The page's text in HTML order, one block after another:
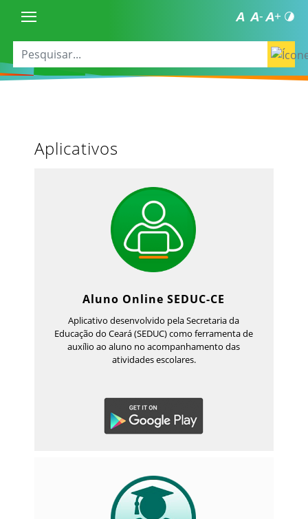
Aplicativos
Aluno Online SEDUC-CE
Aplicativo desenvolvido pela Secretaria da
Educação do Ceará (SEDUC) como ferramenta de
auxílio ao aluno no acompanhamento das
atividades escolares.